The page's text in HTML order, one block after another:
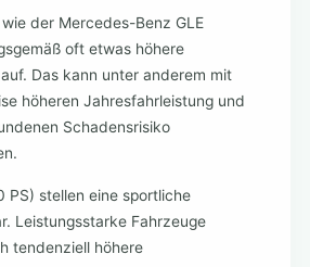
der Mercedes-Benz GLE
oft etwas höhere
Das kann unter anderem mit
höheren Jahresfahrleistung und
Schadensrisiko
PS) stellen eine sportliche
Leistungsstarke Fahrzeuge
tendenziell höhere